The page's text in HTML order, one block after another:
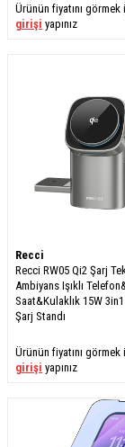
Ürünün fiyatını görmek
girişi yapınız
Recci
Recci RW05 Qi2 Şarj
Ambiyans Işıklı
Saat&Kulaklık 15W
Şarj Standı
Ürünün fiyatını görmek
girişi yapınız